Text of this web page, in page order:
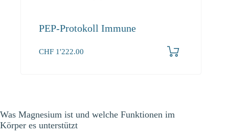
PEP-Protokoll Immune
CHF 1'222.00
Was Magnesium ist und welche Funktionen im
Körper es unterstützt